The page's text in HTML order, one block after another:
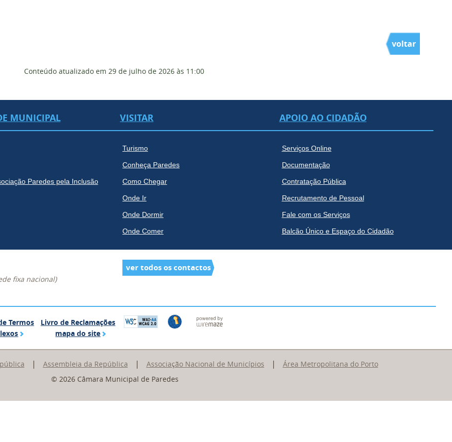
voltar
Conteúdo atualizado em 29 de julho de 2026 às 11:00
MUNICIPAL
Paredes pela Inclusão
VISITAR
Turismo
Conheça Paredes
Como Chegar
Onde Ir
Onde Dormir
Onde Comer
APOIO AO CIDADÃO
Serviços Online
Documentação
Contratação Pública
Recrutamento de Pessoal
Fale com os Serviços
Balcão Único e Espaço do Cidadão
fixa nacional)
ver todos os contactos
de Termos Complexos
Termos
Livro de Reclamações
Livro de Reclamações
mapa do site
mapa do site
| Assembleia da República | Associação Nacional de Municípios |
Área Metropolitana do Porto
© 2026 Câmara Municipal de Paredes